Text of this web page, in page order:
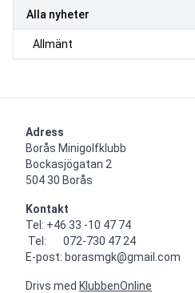
Alla nyheter
Allmänt
Adress
Borås Minigolfklubb
Bockasjögatan 2
504 30 Borås
Kontakt
Tel: +46 33 -10 47 74
E-post: borasmgk@gmail.com
Drivs med KlubbenOnline